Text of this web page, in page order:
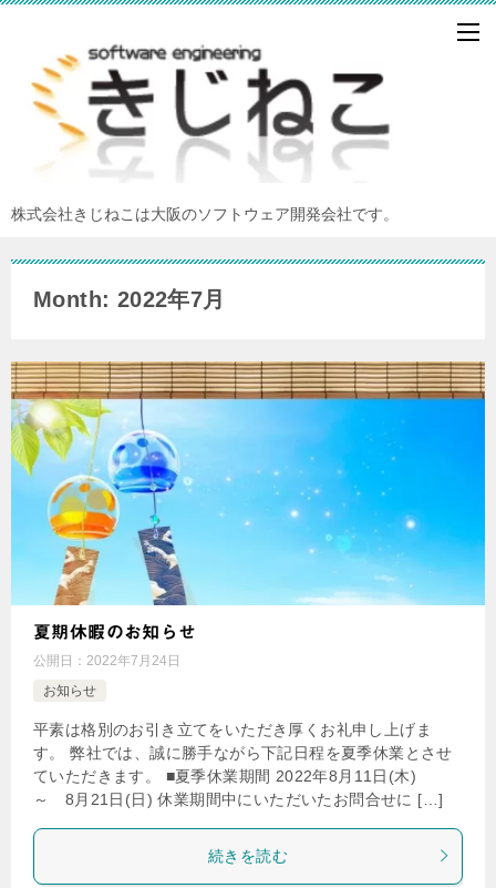
株式会社きじねこは大阪のソフトウェア開発会社です。
Month: 2022年7月
夏期休暇のお知らせ
公開日： 2022年7月24日
お知らせ
平素は格別のお引き立てをいただき厚くお礼申し上げま
す。 弊社では、誠に勝手ながら下記日程を夏季休業とさせ
ていただきます。 ■夏季休業期間 2022年8月11日(木)
～ 8月21日(日) 休業期間中にいただいたお問合せに […]
続きを読む